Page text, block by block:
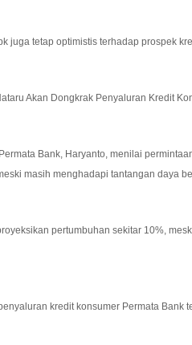
juga tetap optimistis terhadap prospek
Akan Dongkrak Penyaluran Kredit
Bank, Haryanto, menilai
masih menghadapi tantangan daya
pertumbuhan sekitar 10%,
kredit konsumer Permata Bank